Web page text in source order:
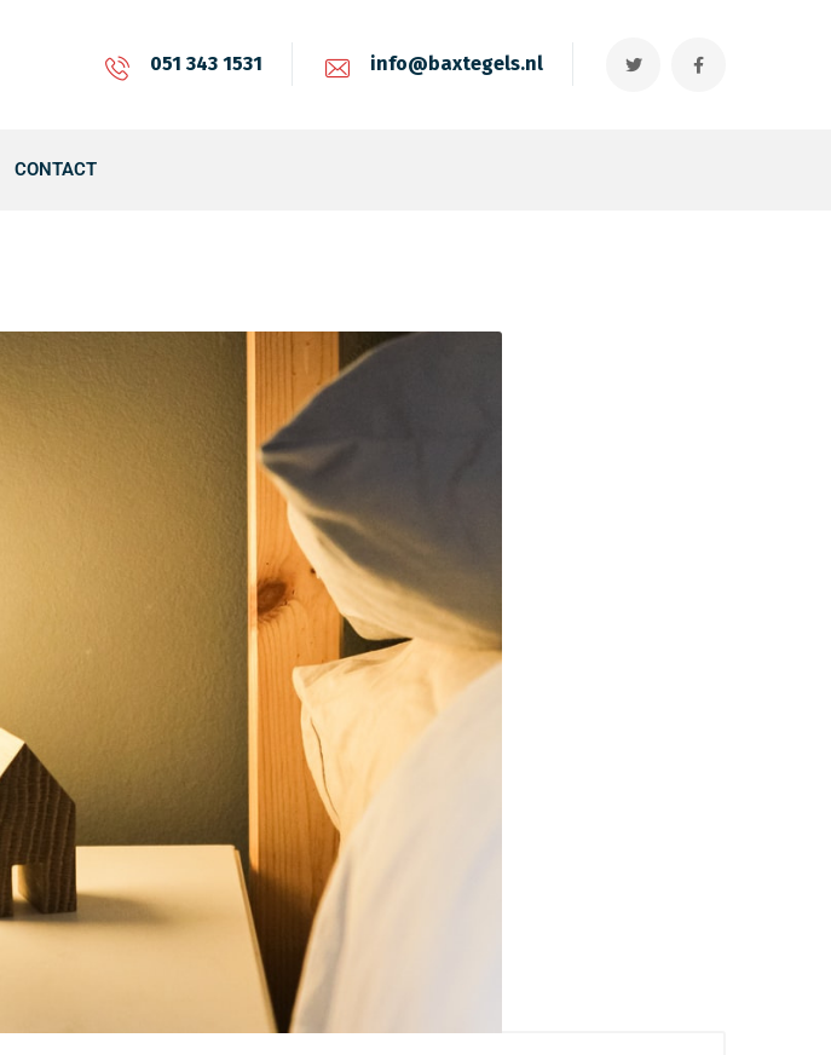
051 343 1531 info@baxtegels.nl
CONTACT